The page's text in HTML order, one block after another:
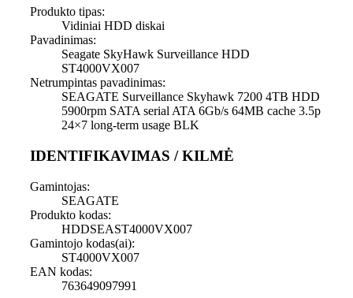
Produkto tipas:
Vidiniai HDD diskai
Pavadinimas:
Seagate SkyHawk Surveillance HDD
ST4000VX007
Netrumpintas pavadinimas:
SEAGATE Surveillance Skyhawk 7200 4TB HDD
5900rpm SATA serial ATA 6Gb/s 64MB cache 3.5p
24×7 long-term usage BLK
IDENTIFIKAVIMAS / KILMĖ
Gamintojas:
SEAGATE
Produkto kodas:
HDDSEAST4000VX007
Gamintojo kodas(ai):
ST4000VX007
EAN kodas:
763649097991